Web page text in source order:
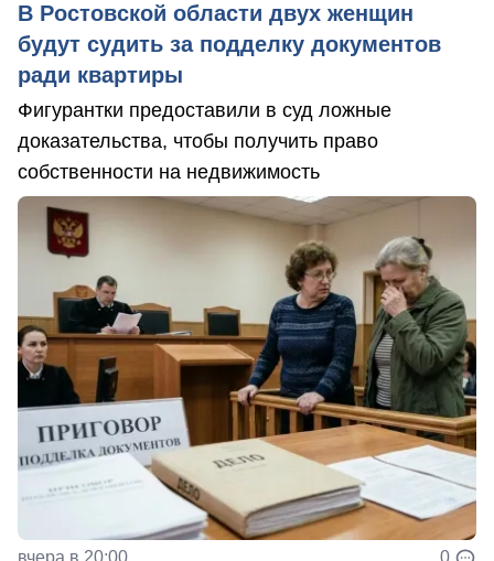
В Ростовской области двух женщин
будут судить за подделку документов
ради квартиры
Фигурантки предоставили в суд ложные
доказательства, чтобы получить право
собственности на недвижимость